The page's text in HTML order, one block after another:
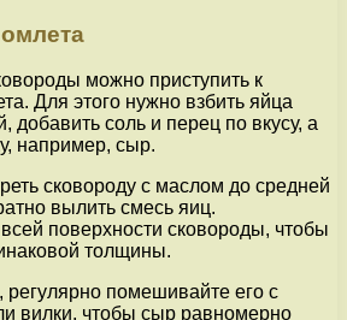
можно приступить к
Для этого нужно взбить яйца
добавить соль и перец по вкусу, а
например, сыр.
сковороду с маслом до средней
вылить смесь яиц.
поверхности сковороды, чтобы
толщины.
регулярно помешивайте его с
вилки, чтобы сыр равномерно